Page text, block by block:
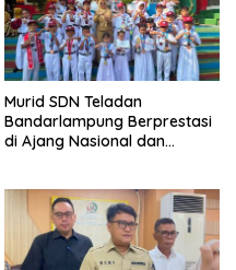
Murid SDN Teladan
Bandarlampung Berprestasi
di Ajang Nasional dan